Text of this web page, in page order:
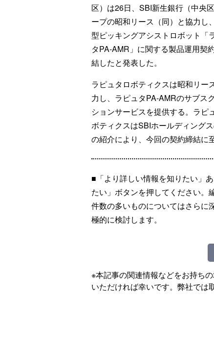
区）は26日、SBI新生銀行（中央
ープの昭和リース（同）と協力し
型ピッキングアシストロボット「
タPA-AMR」に関する製品運用契
結したと発表した。
ラピュタロボティクスは昭和リー
力し、ラピュタPA-AMRのサブス
ションサービスを提供する。ラピ
ボティクスはSBIホールディング
の紹介により、今回の契約締結に
■「より詳しい情報を知りたい」
たい」ボタンを押してください。
件数の多いものについてはさらに
極的に検討します。
※本記事の関連情報などをお持ち
いただければ幸いです。弊社では